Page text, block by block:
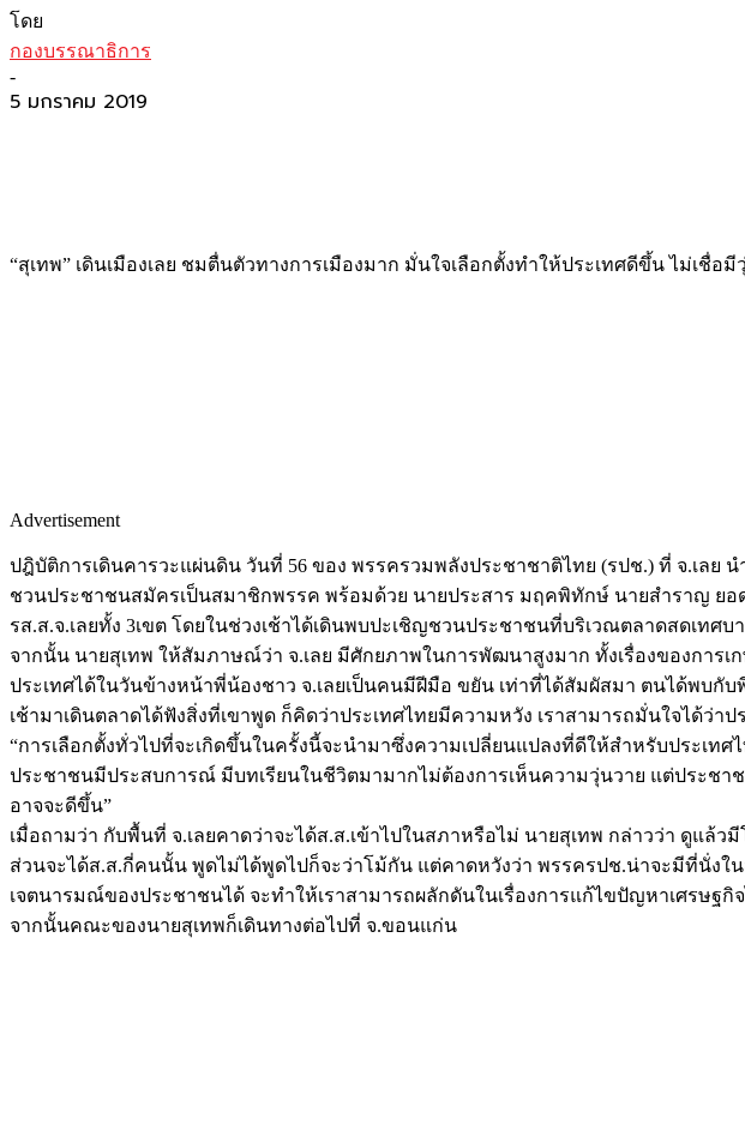
โดย
กองบรรณาธิการ
-
5 มกราคม 2019
“สุเทพ” เดินเมืองเลย ชมตื่นตัวทางการเมืองมาก มั่นใจเลือกตั้งทำให้ประเทศดีขึ้น ไม่เชื่
Advertisement
ปฎิบัติการเดินคารวะแผ่นดิน วันที่ 56 ของ พรรครวมพลังประชาชาติไทย (รปช.) ที่ จ.เล
ชวนประชาชนสมัครเป็นสมาชิกพรรค พร้อมด้วย นายประสาร มฤคพิทักษ์ นายสำราญ ย
รส.ส.จ.เลยทั้ง 3เขต โดยในช่วงเช้าได้เดินพบปะเชิญชวนประชาชนที่บริเวณตลาดสดเทศ
จากนั้น นายสุเทพ ให้สัมภาษณ์ว่า จ.เลย มีศักยภาพในการพัฒนาสูงมาก ทั้งเรื่องของการ
ประเทศได้ในวันข้างหน้าพี่น้องชาว จ.เลยเป็นคนมีฝีมือ ขยัน เท่าที่ได้สัมผัสมา ตนได้พบกั
เช้ามาเดินตลาดได้ฟังสิ่งที่เขาพูด ก็คิดว่าประเทศไทยมีความหวัง เราสามารถมั่นใจได้ว่
“การเลือกตั้งทั่วไปที่จะเกิดขึ้นในครั้งนี้จะนำมาซึ่งความเปลี่ยนแปลงที่ดีให้สำหรับประเท
ประชาชนมีประสบการณ์ มีบทเรียนในชีวิตมามากไม่ต้องการเห็นความวุ่นวาย แต่ประชา
อาจจะดีขึ้น”
เมื่อถามว่า กับพื้นที่ จ.เลยคาดว่าจะได้ส.ส.เข้าไปในสภาหรือไม่ นายสุเทพ กล่าวว่า ดูแ
ส่วนจะได้ส.ส.กี่คนนั้น พูดไม่ได้พูดไปก็จะว่าโม้กัน แต่คาดหวังว่า พรรครปช.น่าจะมีที่นั่งใ
เจตนารมณ์ของประชาชนได้ จะทำให้เราสามารถผลักดันในเรื่องการแก้ไขปัญหาเศรษฐกิ
จากนั้นคณะของนายสุเทพก็เดินทางต่อไปที่ จ.ขอนแก่น